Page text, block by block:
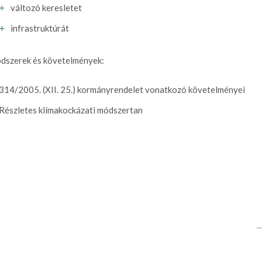
változó keresletet
infrastruktúrát
és követelmények:
2005. (XII. 25.) kormányrendelet vonatkozó követelményei
klímakockázati módszertan